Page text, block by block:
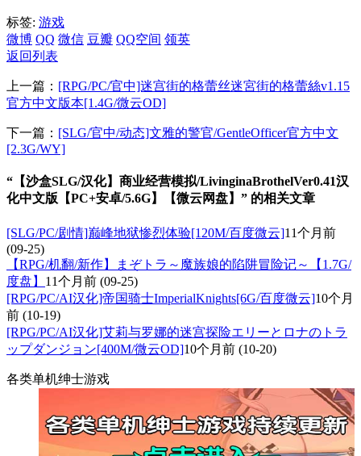
标签: 游戏
微博 QQ 微信 豆瓣 QQ空间 领英
返回列表
上一篇： [RPG/PC/官中]迷宫街的格蕾丝迷宮街的格蕾絲v1.15
官方中文版本[1.4G/微云OD]
下一篇： [SLG/官中/动态]文雅的警官/GentleOfficer官方中文
[2.3G/WY]
“【沙盒SLG/汉化】商业经营模拟/LivinginaBrothelVer0.41汉
化中文版【PC+安卓/5.6G】【微云网盘】” 的相关文章
[SLG/PC/剧情]巅峰地狱惨烈体验[120M/百度微云]11个月前
(09-25)
【RPG/机翻/新作】まぞトラ～魔族娘的陷阱冒险记～【1.7G/
度盘】 11个月前 (09-25)
[RPG/PC/AI汉化]帝国骑士ImperialKnights[6G/百度微云]10个月
前 (10-19)
[RPG/PC/AI汉化]艾莉与罗娜的迷宫探险エリーとロナのトラ
ップダンジョン[400M/微云OD]10个月前 (10-20)
各类单机绅士游戏